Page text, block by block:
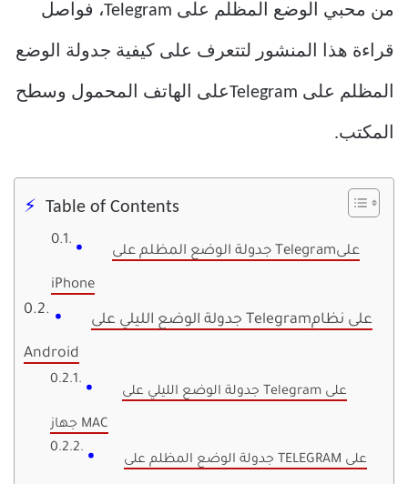
من محبي الوضع المظلم على Telegram، فواصل
قراءة هذا المنشور لتتعرف على كيفية جدولة الوضع
المظلم على Telegramعلى الهاتف المحمول وسطح
المكتب.
Table of Contents
جدولة الوضع المظلم على Telegramعلى
iPhone
جدولة الوضع الليلي على Telegramعلى نظام
Android
جدولة الوضع الليلي على Telegram على
جهاز MAC
جدولة الوضع المظلم على TELEGRAM على